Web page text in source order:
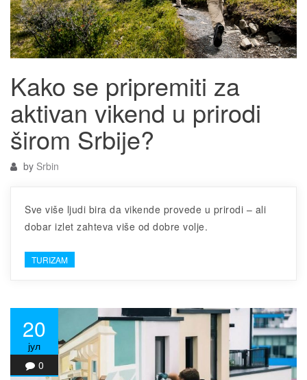
Kako se pripremiti za
aktivan vikend u prirodi
širom Srbije?
by Srbin
Sve više ljudi bira da vikende provede u prirodi – ali
dobar izlet zahteva više od dobre volje.
TURIZAM
20
јул
0